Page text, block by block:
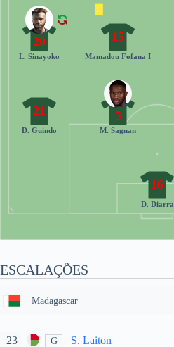
16
D. Diarra
21
D. Guindo
5
M. Sagnan
20
L. Sinayoko
15
Mamadou Fofana I
ESCALAÇÕES
Madagascar
23 G S. Laiton